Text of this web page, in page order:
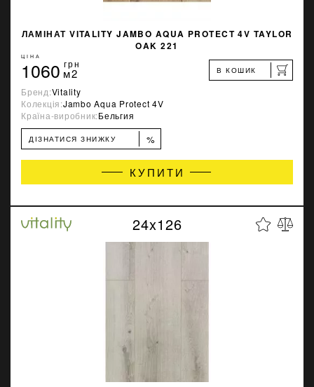
ЛАМІНАТ VITALITY JAMBO AQUA PROTECT 4V TAYLOR
OAK 221
ЦІНА
1060 грн
м2 В КОШИК
Бренд:Vitality
Колекція:Jambo Aqua Protect 4V
Країна-виробник:Бельгия
ДІЗНАТИСЯ ЗНИЖКУ %
КУПИТИ
24x126